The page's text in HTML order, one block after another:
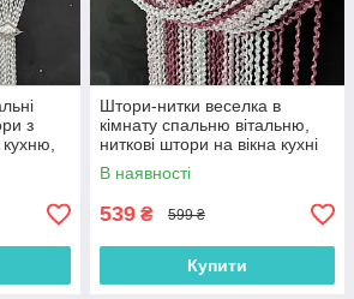
з
кухню,
Штори-нитки веселка в
кімнату спальню вітальню,
ниткові штори на вікна кухні
Рожево-біло-малинові (NS-
210)
В наявності
539 ₴ 599 ₴
Купити